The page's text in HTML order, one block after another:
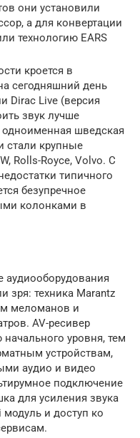
они установили
а для конвертации
технологию EARS
кроется в
сегодняшний день
Dirac Live (версия
звук лучше
одноименная шведская
стали крупные
Rolls-Royce, Volvo. С
типичного
безупречное
колонками в
аудиооборудования
зря: техника Marantz
меломанов и
AV-ресивер
уровня, тем
устройствам,
аудио и видео
подключение
для усиления звука
модуль и доступ ко